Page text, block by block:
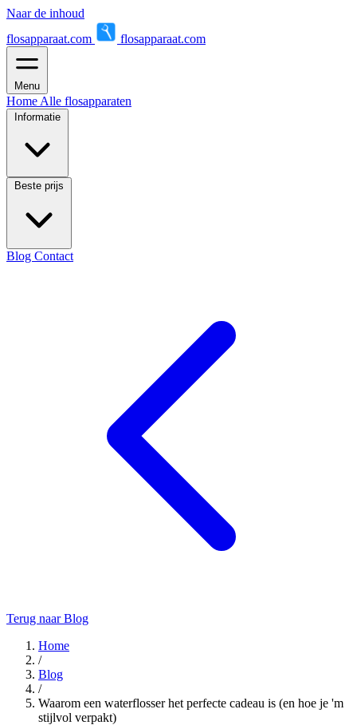
Naar de inhoud
flosapparaat.com
flosapparaat.com
Menu
Home Alle flosapparaten
Informatie
Beste prijs
Blog Contact
Terug naar Blog
Home
/
Blog
/
Waarom een waterflosser het perfecte cadeau is (en hoe je 'm
stijlvol verpakt)